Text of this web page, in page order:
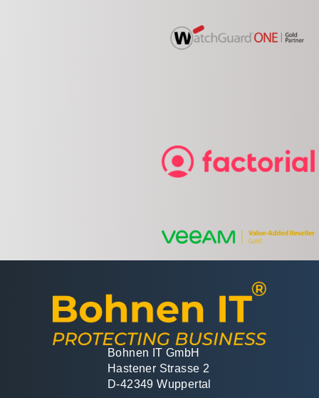
Bohnen IT GmbH
Hastener Strasse 2
D-42349 Wuppertal